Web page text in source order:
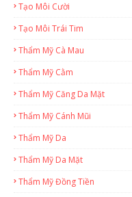
Tạo Môi Cười
Tạo Môi Trái Tim
Thẩm Mỹ Cà Mau
Thẩm Mỹ Cằm
Thẩm Mỹ Căng Da Mặt
Thẩm Mỹ Cánh Mũi
Thẩm Mỹ Da
Thẩm Mỹ Da Mặt
Thẩm Mỹ Đồng Tiền